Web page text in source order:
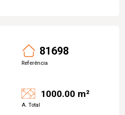
81698
Referência
1000.00 m²
A. Total